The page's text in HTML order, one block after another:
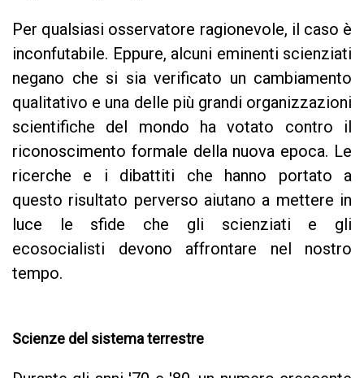
Per qualsiasi osservatore ragionevole, il caso è
inconfutabile. Eppure, alcuni eminenti scienziati
negano che si sia verificato un cambiamento
qualitativo e una delle più grandi organizzazioni
scientifiche del mondo ha votato contro il
riconoscimento formale della nuova epoca. Le
ricerche e i dibattiti che hanno portato a
questo risultato perverso aiutano a mettere in
luce le sfide che gli scienziati e gli
ecosocialisti devono affrontare nel nostro
tempo.
Scienze del sistema terrestre